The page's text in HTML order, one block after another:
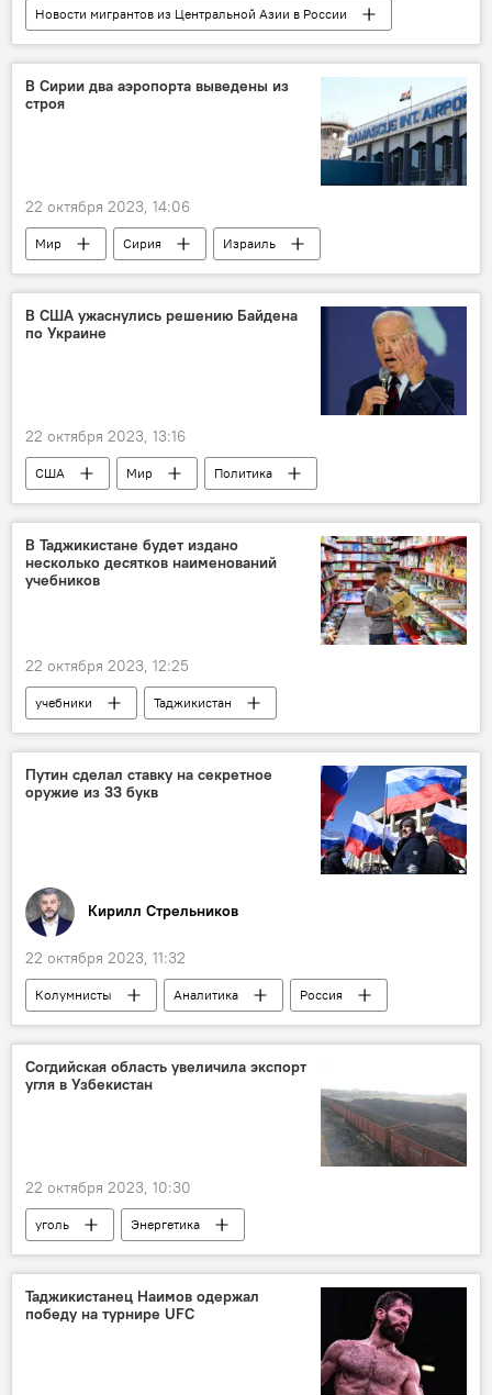
Новости мигрантов из Центральной Азии в России
Миграция
Россия
Таджикистан
Самара
В Сирии два аэропорта выведены из
строя
22 октября 2023, 14:06
Мир Сирия
Израиль
Палестина
конфликт аэропорт
В США ужаснулись решению Байдена
по Украине
22 октября 2023, 13:16
США Мир
Политика
Джо Байден
Россия
Украина
конфликт
В Таджикистане будет издано
несколько десятков наименований
учебников
22 октября 2023, 12:25
учебники
Таджикистан
Образование
Минобрнауки Таджикистана
Путин сделал ставку на секретное
оружие из 33 букв
Кирилл Стрельников
22 октября 2023, 11:32
Колумнисты Аналитика
Россия
Владимир Путин
Политика
Согдийская область увеличила экспорт
угля в Узбекистан
22 октября 2023, 10:30
уголь
Энергетика
Новости Худжанда и Согдийской области
Таджикистан
Узбекистан
Центральная Азия
Таджикистанец Наимов одержал
победу на турнире UFC